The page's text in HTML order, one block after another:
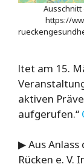
https://
ltet am 15.
aktiven
aufgerufen.“
▶ Aus Anlass
Rücken e. V.